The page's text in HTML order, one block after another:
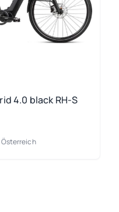
4.0 black RH-S
Österreich